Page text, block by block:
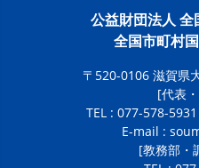
公益財団法人
全国市町村
〒520-0106 滋賀県
[代表
TEL : 077-578-
E-mail :
[教務部・